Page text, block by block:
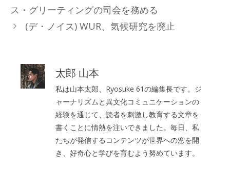
リ
ー
ス・グリーティングの司会を務める
(デ・ノイス) WUR、気候研究を廃止
太郎 山本
私は山本太郎、Ryosuke 61の編集長です。ジ
ャーナリズムと異文化コミュニケーションの
経験を通じて、読者を刺激し教育する文章を
書くことに情熱を注いできました。毎日、私
たちが発信するコンテンツが世界への窓を開
き、好奇心と学びを育むよう努めています。